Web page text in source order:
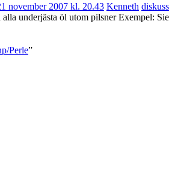
november 2007 kl. 20.43 Kenneth
underjästa öl utom pilsner Exempel:
Perle”